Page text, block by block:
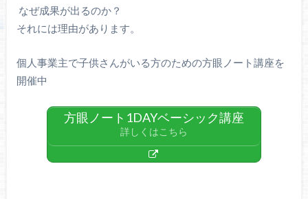
なぜ成果が出るのか？
それには理由があります。
個人事業主で子供さんがいる方のための方眼ノート講座を
開催中
方眼ノート1DAYベーシック講座
詳しくはこちら